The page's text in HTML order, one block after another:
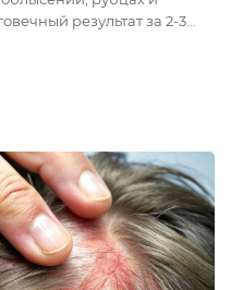
результат за 2-3
кожи головы (SMP)